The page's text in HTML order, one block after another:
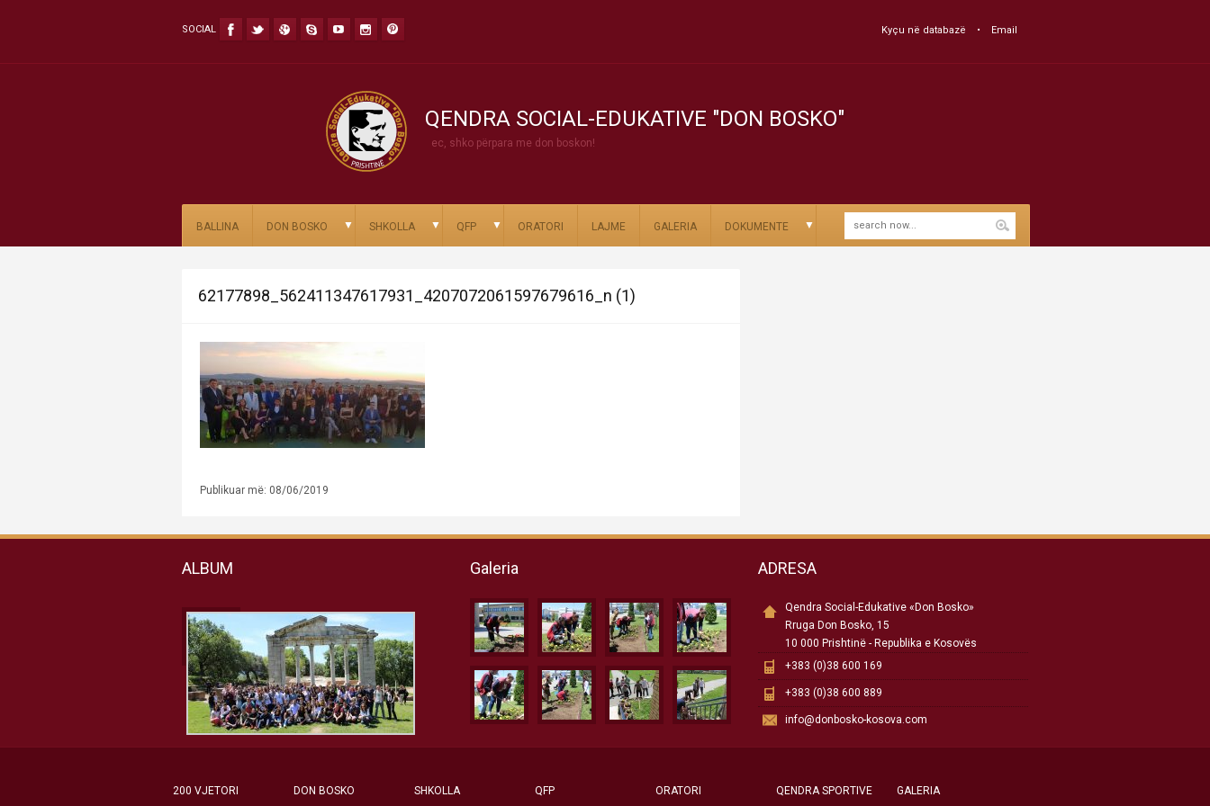
SOCIAL Kyçu në databazë Email
QENDRA SOCIAL-EDUKATIVE "DON BOSKO"
ec, shko përpara me don boskon!
BALLINA DON BOSKO ▼ SHKOLLA ▼ QFP ▼ ORATORI LAJME GALERIA DOKUMENTE ▼
62177898_562411347617931_4207072061597679616_n (1)
Publikuar më: 08/06/2019
ALBUM Galeria ADRESA
Qendra Social-Edukative «Don Bosko»
Rruga Don Bosko, 15
10 000 Prishtinë - Republika e Kosovës
+383 (0)38 600 169
+383 (0)38 600 889
info@donbosko-kosova.com
200 VJETORI DON BOSKO SHKOLLA QFP ORATORI QENDRA SPORTIVE GALERIA